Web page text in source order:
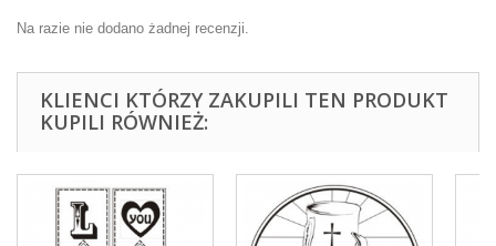
Na razie nie dodano żadnej recenzji.
KLIENCI KTÓRZY ZAKUPILI TEN PRODUKT
KUPILI RÓWNIEŻ: